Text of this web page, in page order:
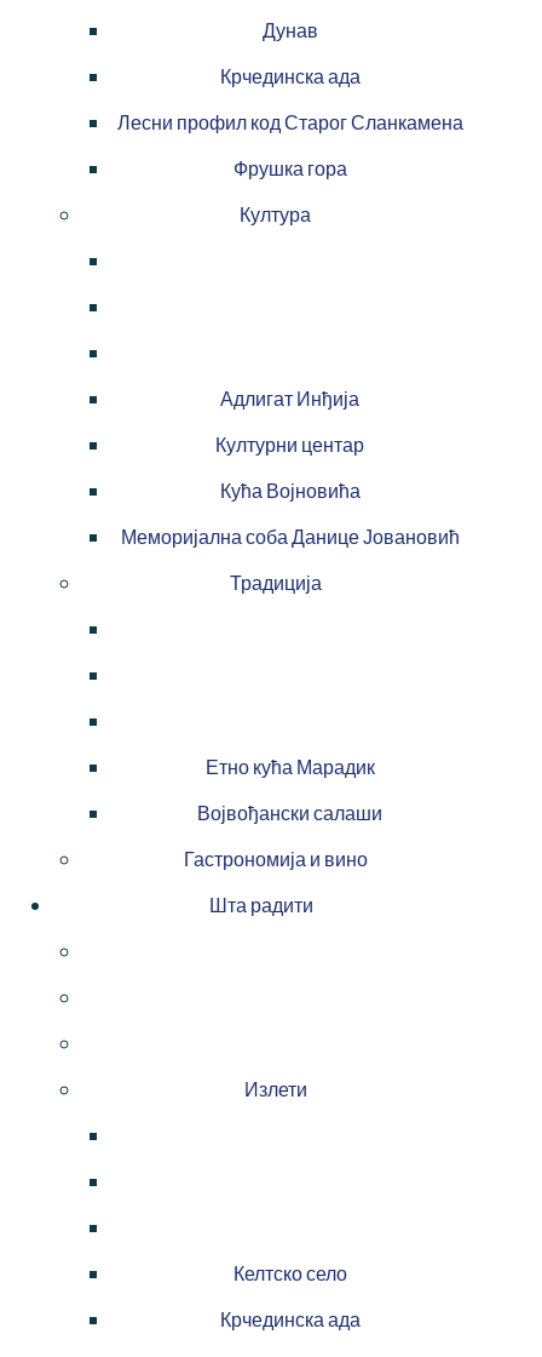
Дунав
Крчединска ада
Лесни профил код Старог Сланкамена
Фрушка гора
Култура
Адлигат Инђија
Културни центар
Кућа Војновића
Меморијална соба Данице Јовановић
Традиција
Етно кућа Марадик
Војвођански салаши
Гастрономија и вино
Шта радити
Излети
Келтско село
Крчединска ада